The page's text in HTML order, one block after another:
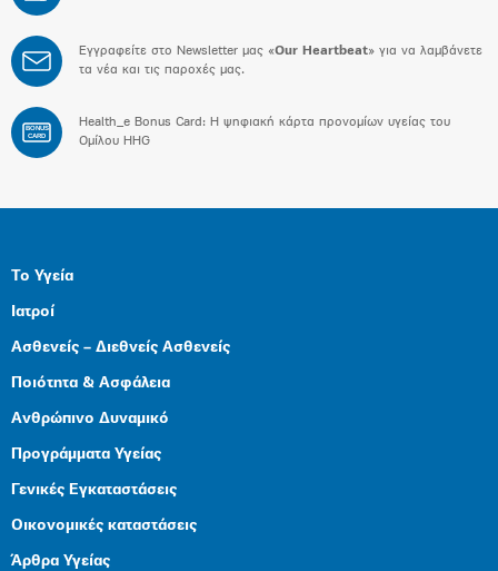
Εγγραφείτε στο Newsletter μας «Our Heartbeat» για να λαμβάνετε
τα νέα και τις παροχές μας.
BONUS
CARD
Health_e Bonus Card: H ψηφιακή κάρτα προνομίων υγείας του
Ομίλου HHG
Το Υγεία
Ιατροί
Ασθενείς – Διεθνείς Ασθενείς
Ποιότητα & Ασφάλεια
Ανθρώπινο Δυναμικό
Προγράμματα Υγείας
Γενικές Εγκαταστάσεις
Οικονομικές καταστάσεις
Άρθρα Υγείας